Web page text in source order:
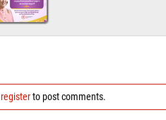
registerto post comments.